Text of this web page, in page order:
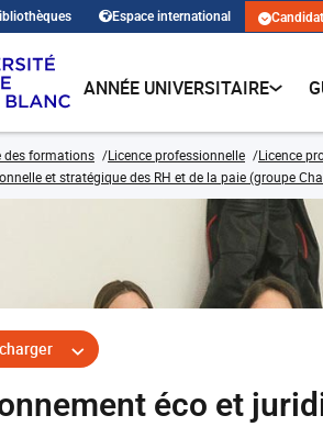
Espace international
ANNÉE UNIVERSITAIRE
des formations Licence professionnelle
Licence
et stratégique des RH et de la paie (groupe
éco et